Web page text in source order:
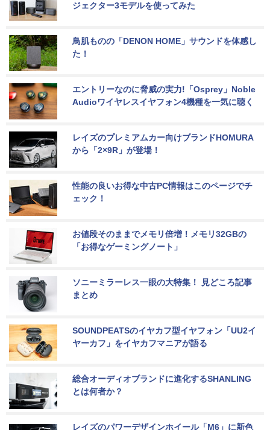
ジェクター3モデルを使ってみた
鳥肌ものの「DENON HOME」サウンドを体感し
た！
エントリーなのに脅威の実力!「Osprey」Noble
Audioワイヤレスイヤフォン4機種を一気に聴く
レイズのプレミアムカー向けブランドHOMURA
から「2×9R」が登場！
性能の良いお得な中古PC情報はこのページでチ
ェック！
お値段そのままでメモリ倍増！メモリ32GBの
「お得なゲーミングノート」
ソニーミラーレス一眼の大特集！ 見どころ記事
まとめ
SOUNDPEATSのイヤカフ型イヤフォン「UU2イ
ヤーカフ」をイヤカフマニアが語る
総合オーディオブランドに進化するSHANLING
とは何者か？
レイズのパワーデザインホイール「M6」に新色